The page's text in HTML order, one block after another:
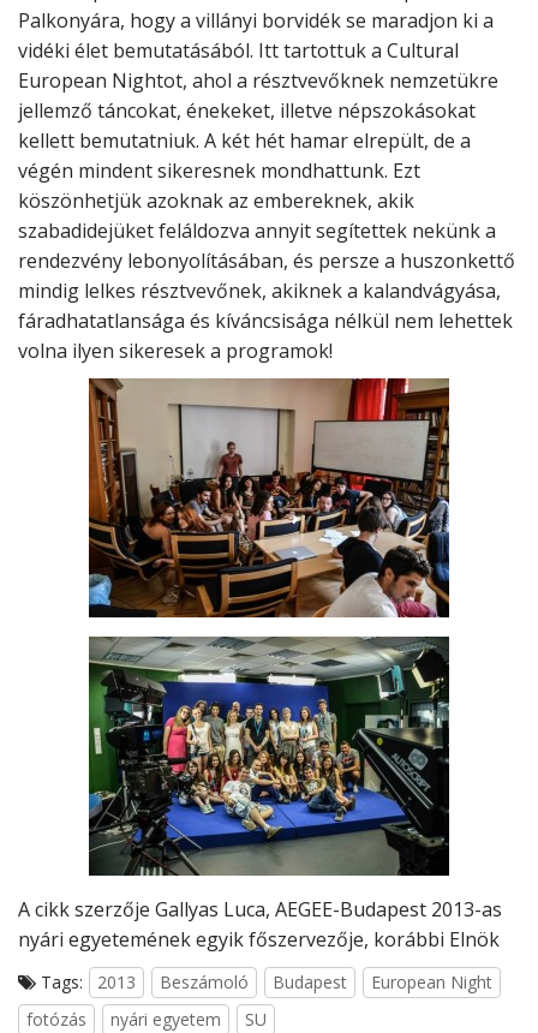
Palkonyára, hogy a villányi borvidék se maradjon ki a
vidéki élet bemutatásából. Itt tartottuk a Cultural
European Nightot, ahol a résztvevőknek nemzetükre
jellemző táncokat, énekeket, illetve népszokásokat
kellett bemutatniuk. A két hét hamar elrepült, de a
végén mindent sikeresnek mondhattunk. Ezt
köszönhetjük azoknak az embereknek, akik
szabadidejüket feláldozva annyit segítettek nekünk a
rendezvény lebonyolításában, és persze a huszonkettő
mindig lelkes résztvevőnek, akiknek a kalandvágyása,
fáradhatatlansága és kíváncsisága nélkül nem lehettek
volna ilyen sikeresek a programok!
A cikk szerzője Gallyas Luca, AEGEE-Budapest 2013-as
nyári egyetemének egyik főszervezője, korábbi Elnök
Tags: 2013 Beszámoló Budapest
European Night
fotózás
nyári egyetem SU